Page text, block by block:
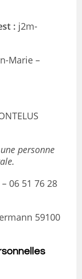
: j2m-
Marie –
personne
06 51 76 28
59100